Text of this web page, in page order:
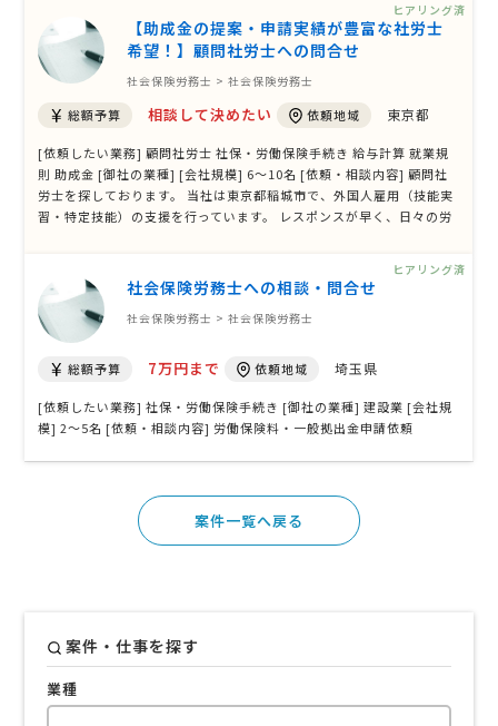
【助成金の提案・申請実績が豊富な社労士
希望！】顧問社労士への問合せ
社会保険労務士 > 社会保険労務士
総額予算 相談して決めたい 依頼地域 東京都
[依頼したい業務] 顧問社労士 社保・労働保険手続き 給与計算 就業規
則 助成金 [御社の業種] [会社規模] 6〜10名 [依頼・相談内容] 顧問社
労士を探しております。 当社は東京都稲城市で、外国人雇用（技能実
習・特定技能）の支援を行っています。 レスポンスが早く、日々の労
った助成金 …
ヒアリング済
社会保険労務士への相談・問合せ
社会保険労務士 > 社会保険労務士
総額予算 7万円まで 依頼地域 埼玉県
[依頼したい業務] 社保・労働保険手続き [御社の業種] 建設業 [会社規
模] 2〜5名 [依頼・相談内容] 労働保険料・一般拠出金申請依頼
ヒアリング済
案件一覧へ戻る
案件・仕事を探す
業種